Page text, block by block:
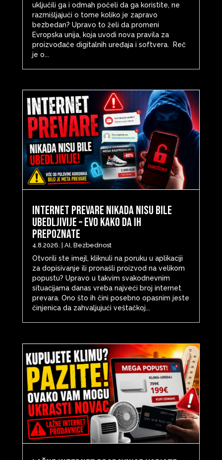
uključili ga i odmah počeli da ga koristite, ne
razmišljajući o tome koliko je zapravo
bezbedan? Upravo to želi da promeni
Evropska unija, koja uvodi nova pravila za
proizvođače digitalnih uređaja i softvera. Reč
je o...
Internet prevare nikada nisu bile
ubedljivije – evo kako da ih
prepoznate
4.8.2026. AI, Bezbednost
Otvorili ste imejl, kliknuli na poruku u aplikaciji
za dopisivanje ili pronašli proizvod na velikom
popustu? Upravo u takvim svakodnevnim
situacijama danas vreba najveći broj internet
prevara. Ono što ih čini posebno opasnim jeste
činjenica da zahvaljujući veštačkoj...